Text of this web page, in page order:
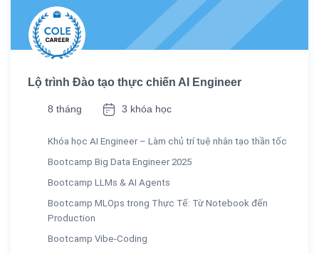
Lộ trình Đào tạo thực chiến AI Engineer
8 tháng 3 khóa học
Khóa học AI Engineer – Làm chủ trí tuệ nhân tạo thần tốc
Bootcamp Big Data Engineer 2025
Bootcamp LLMs & AI Agents
Bootcamp MLOps trong Thực Tế: Từ Notebook đến
Production
Bootcamp Vibe-Coding